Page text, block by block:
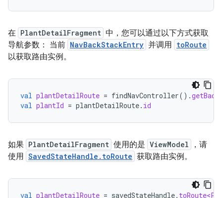
在 PlantDetailFragment 中，您可以通过以下方式获取
导航参数： 当前 NavBackStackEntry 并调用 toRoute
以获取路由实例。
val plantDetailRoute = findNavController().
val plantId = plantDetailRoute. id
如果 PlantDetailFragment 使用的是 ViewModel
，请
使用 SavedStateHandle.toRoute 获取路由实例。
val plantDetailRoute = savedStateHandle.